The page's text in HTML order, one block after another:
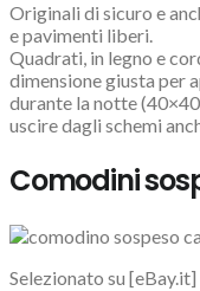
Originali di sicuro e
e pavimenti liberi.
Quadrati, in legno e
dimensione giusta per
durante la notte
uscire dagli schemi
Comodini
Selezionato su [eBay.it]